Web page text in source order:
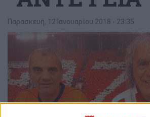
Παρασκευή, 12 Ιανουαρίου 2018 - 23:35